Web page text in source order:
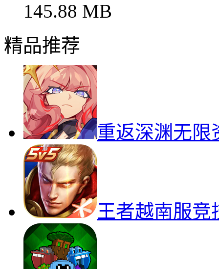
145.88 MB
精品推荐
重返深渊无限
王者越南服竞